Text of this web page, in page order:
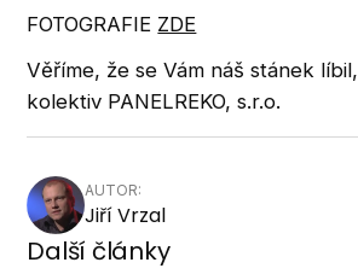
FOTOGRAFIE ZDE
Věříme, že se Vám náš stánek líbil,
kolektiv PANELREKO, s.r.o.
AUTOR:
Jiří Vrzal
Další články